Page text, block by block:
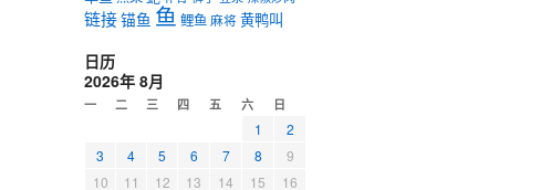
链接锚鱼 鱼 鲤鱼 麻将 黄鸭叫
日历
2026年 8月
一 二 三 四 五 六 日
1
2
3
4 5 6 7 8
9
10
11 12 13 14 15 16